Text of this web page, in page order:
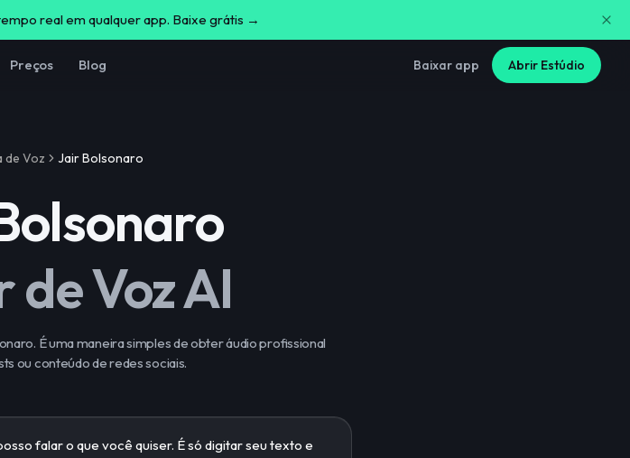
real em qualquer app. Baixe grátis →
Preços Blog Baixar app Abrir Estúdio
de Voz Jair Bolsonaro
Voz AI
É uma maneira simples de obter áudio profissional
ou conteúdo de redes sociais.